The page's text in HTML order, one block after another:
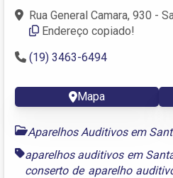
Rua General Camara, 930 -
Endereço copiado!
(19) 3463-6494
Mapa
Aparelhos Auditivos em
aparelhos auditivos em
conserto de aparelho